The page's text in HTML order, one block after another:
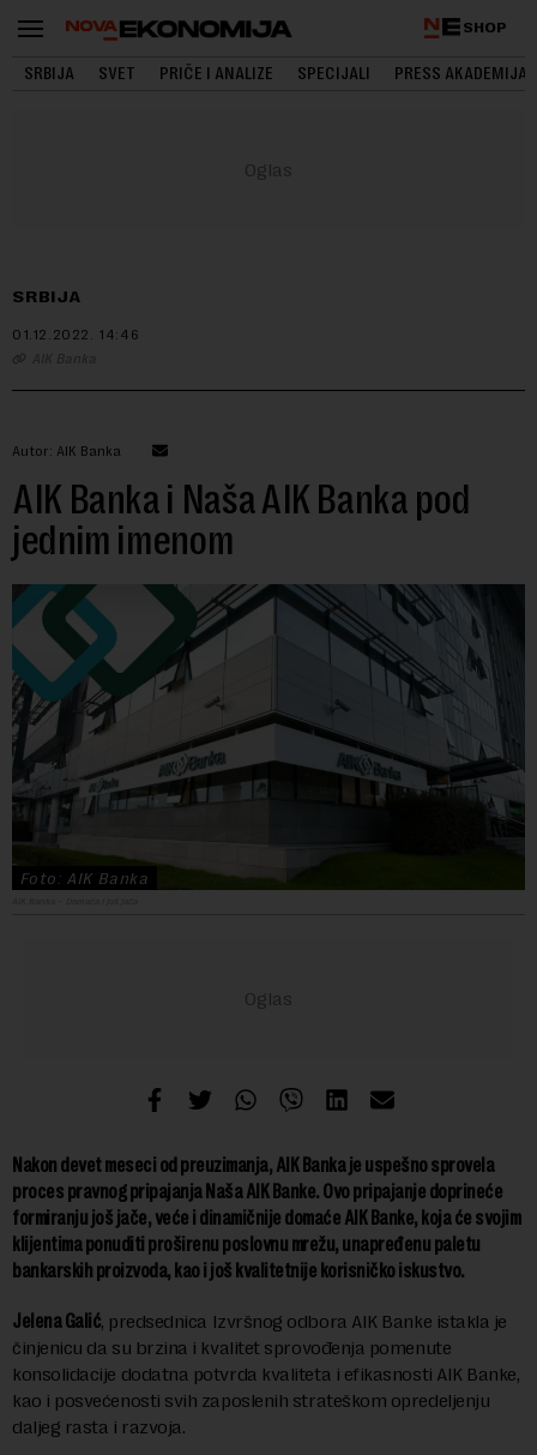
SHOP
SRBIJA SVET PRIČE I ANALIZE SPECIJALI PRESS AKADEMIJA
SRBIJA
01.12.2022. 14:46
AIK Banka
Autor: AIK Banka
AIK Banka i Naša AIK Banka pod
jednim imenom
Foto: AIK Banka
Nakon devet meseci od preuzimanja, AIK Banka je uspešno sprovela
proces pravnog pripajanja Naša AIK Banke. Ovo pripajanje doprineće
formiranju još jače, veće i dinamičnije domaće AIK Banke, koja će svojim
klijentima ponuditi proširenu poslovnu mrežu, unapređenu paletu
bankarskih proizvoda, kao i još kvalitetnije korisničko iskustvo.
Jelena Galić, predsednica Izvršnog odbora AIK Banke istakla je
činjenicu da su brzina i kvalitet sprovođenja pomenute
konsolidacije dodatna potvrda kvaliteta i efikasnosti AIK Banke,
kao i posvećenosti svih zaposlenih strateškom opredeljenju
daljeg rasta i razvoja.